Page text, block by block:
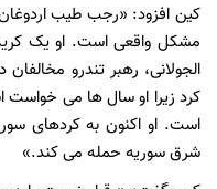
کین افزود: «رجب طیب
مشکل واقعی است. او یک
الجولانی، رهبر تندرو
کرد زیرا او سال ها می
است. او اکنون به کردهای
شرق سوریه حمله می کند.»